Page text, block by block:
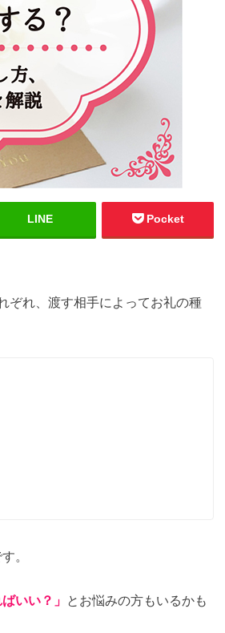
LINE Pocket
ぞれ、渡す相手によってお礼の種
。
いい？」
とお悩みの方もいるかも